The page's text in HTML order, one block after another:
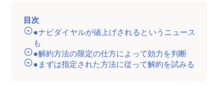
目次
●ナビダイヤルが値上げされるというニュース
も
●解約方法の限定の仕方によって効力を判断
●まずは指定された方法に従って解約を試みる